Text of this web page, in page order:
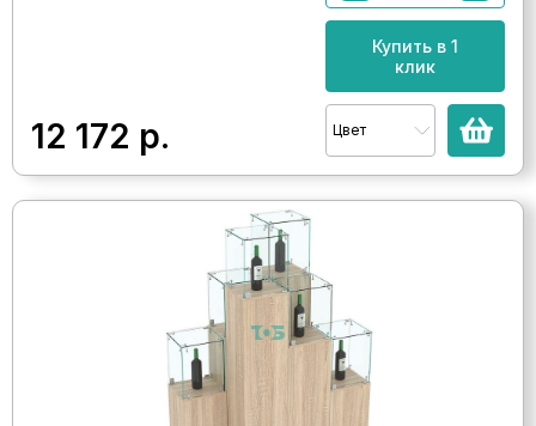
12 172 р.
Купить в 1
клик
Цвет